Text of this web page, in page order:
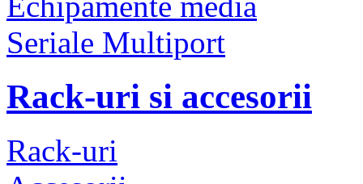
Seriale Multiport
Rack-uri si accesorii
Rack-uri